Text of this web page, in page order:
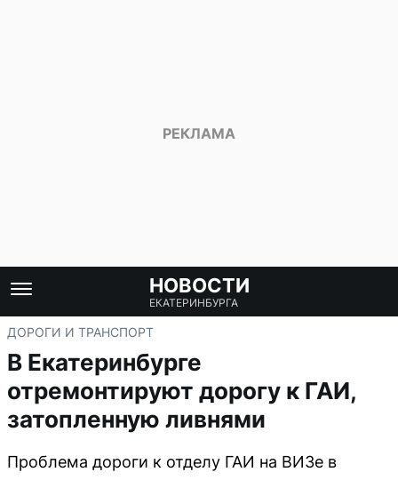
НОВОСТИ
ЕКАТЕРИНБУРГА
ДОРОГИ И ТРАНСПОРТ
В Екатеринбурге
отремонтируют дорогу к ГАИ,
затопленную ливнями
Проблема дороги к отделу ГАИ на ВИЗе в